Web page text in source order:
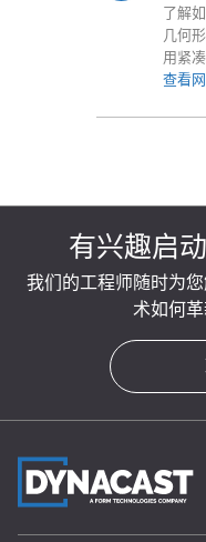
了解
几何
用紧
查看
有兴趣启
我们的工程师随时为
术如何革